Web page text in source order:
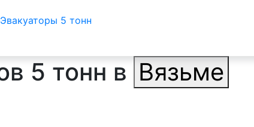
Эвакуаторы 5 тонн
5 тонн в Вязьме